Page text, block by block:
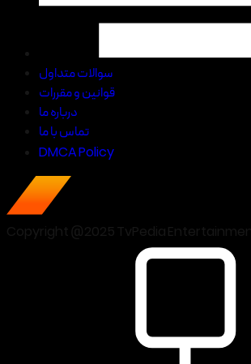
سوالات متداول
قوانین و مقررات
درباره ما
تماس با ما
DMCA Policy